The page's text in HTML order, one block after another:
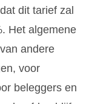
dit tarief zal
Het algemene
andere
voor
beleggers en